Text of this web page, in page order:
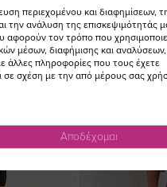
περιεχομένου και διαφημίσεων,
την ανάλυση της επισκεψιμότητάς
αφορούν τον τρόπο που
μέσων, διαφήμισης και αναλύσεων,
άλλες πληροφορίες που τους έχετε
σε σχέση με την από μέρους σας
Αποδέχομαι